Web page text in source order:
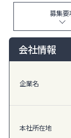
募集要
会社情報
企業名
本社所在地